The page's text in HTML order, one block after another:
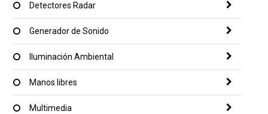
Detectores Radar
Generador de Sonido
Iluminación Ambiental
Manos libres
Multimedia